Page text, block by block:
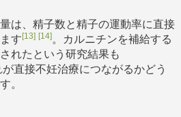
は、精子数と精子の運動率に直接
す [13] [14]。カルニチンを補給する
れたという研究結果も
直接不妊治療につながるかどう
。